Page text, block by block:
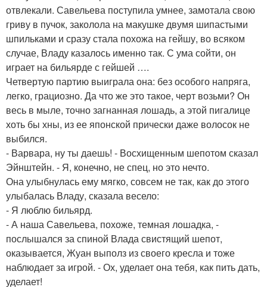
отвлекали. Савельева поступила умнее, замотала свою
гриву в пучок, заколола на макушке двумя шипастыми
шпильками и сразу стала похожа на гейшу, во всяком
случае, Владу казалось именно так. С ума сойти, он
играет на бильярде с гейшей ….
Четвертую партию выиграла она: без особого напряга,
легко, грациозно. Да что же это такое, черт возьми? Он
весь в мыле, точно загнанная лошадь, а этой пигалице
хоть бы хны, из ее японской прически даже волосок не
выбился.
- Варвара, ну ты даешь! - Восхищенным шепотом сказал
Эйнштейн. - Я, конечно, не спец, но это нечто.
Она улыбнулась ему мягко, совсем не так, как до этого
улыбалась Владу, сказала весело:
- Я люблю бильярд.
- А наша Савельева, похоже, темная лошадка, -
послышался за спиной Влада свистящий шепот,
оказывается, Жуан выполз из своего кресла и тоже
наблюдает за игрой. - Ох, уделает она тебя, как пить дать,
уделает!